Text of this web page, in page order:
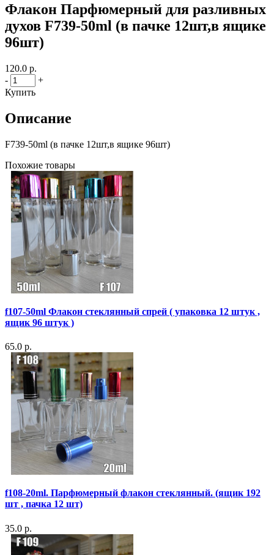
Флакон Парфюмерный для разливных
духов F739-50ml (в пачке 12шт,в ящике
96шт)
120.0 р.
-
+
Купить
Описание
F739-50ml (в пачке 12шт,в ящике 96шт)
Похожие товары
f107-50ml Флакон стеклянный спрей ( упаковка 12 штук ,
ящик 96 штук )
65.0 р.
f108-20ml. Парфюмерный флакон стеклянный. (ящик 192
шт , пачка 12 шт)
35.0 р.